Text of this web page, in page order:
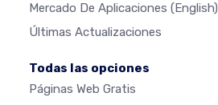
Mercado De Aplicaciones (English)
Últimas Actualizaciones
Todas las opciones
Páginas Web Gratis